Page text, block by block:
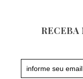
RECEBA